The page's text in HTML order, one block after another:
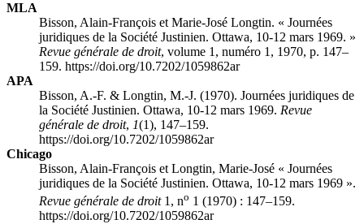
MLA
Bisson, Alain-François et Marie-José Longtin. « Journées
juridiques de la Société Justinien. Ottawa, 10-12 mars 1969. »
Revue générale de droit, volume 1, numéro 1, 1970, p. 147–
159. https://doi.org/10.7202/1059862ar
APA
Bisson, A.-F. & Longtin, M.-J. (1970). Journées juridiques de
la Société Justinien. Ottawa, 10-12 mars 1969. Revue
générale de droit, 1(1), 147–159.
https://doi.org/10.7202/1059862ar
Chicago
Bisson, Alain-François et Longtin, Marie-José « Journées
juridiques de la Société Justinien. Ottawa, 10-12 mars 1969 ».
Revue générale de droit1, no 1 (1970) : 147–159.
https://doi.org/10.7202/1059862ar